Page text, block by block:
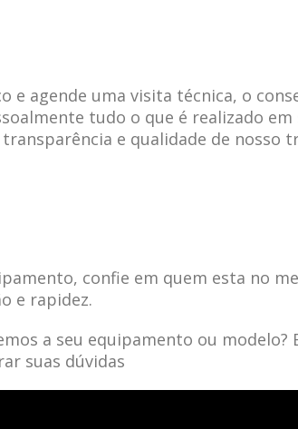
e agende uma visita técnica, o
tudo o que é realizado
e qualidade de nosso
confie em quem esta no
e rapidez.
a seu equipamento ou
suas dúvidas